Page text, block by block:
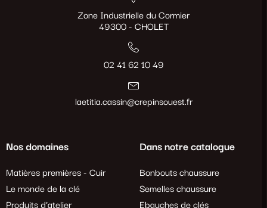
Zone Industrielle du Cormier
49300 - CHOLET
02 41 62 10 49
laetitia.cassin@crepinsouest.fr
Nos domaines
Matières premières - Cuir
Le monde de la clé
Produits d'atelier
Dans notre catalogue
Bonbouts chaussure
Semelles chaussure
Ebauches de clés